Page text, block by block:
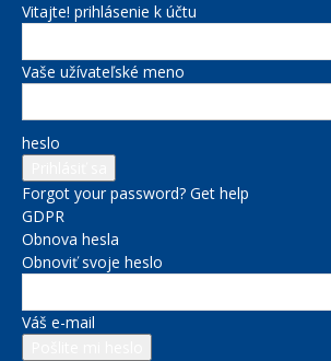
Vitajte! prihlásenie k účtu
Vaše užívateľské meno
heslo
Forgot your password? Get help
GDPR
Obnova hesla
Obnoviť svoje heslo
Váš e-mail